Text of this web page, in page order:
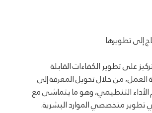
إلى تطويرها
على تطوير الكفاءات القابلة
العمل، من خلال تحويل المعرفة إلى
الأداء التنظيمي، وهو ما يتماشى مع